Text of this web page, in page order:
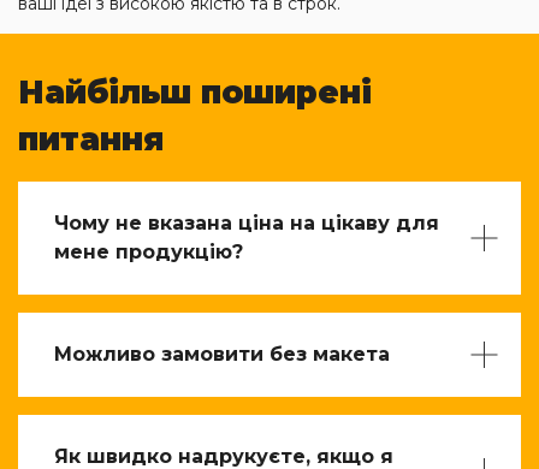
Найбільш поширені
питання
Чому не вказана ціна на цікаву для
мене продукцію?
Можливо замовити без макета
Як швидко надрукуєте, якщо я